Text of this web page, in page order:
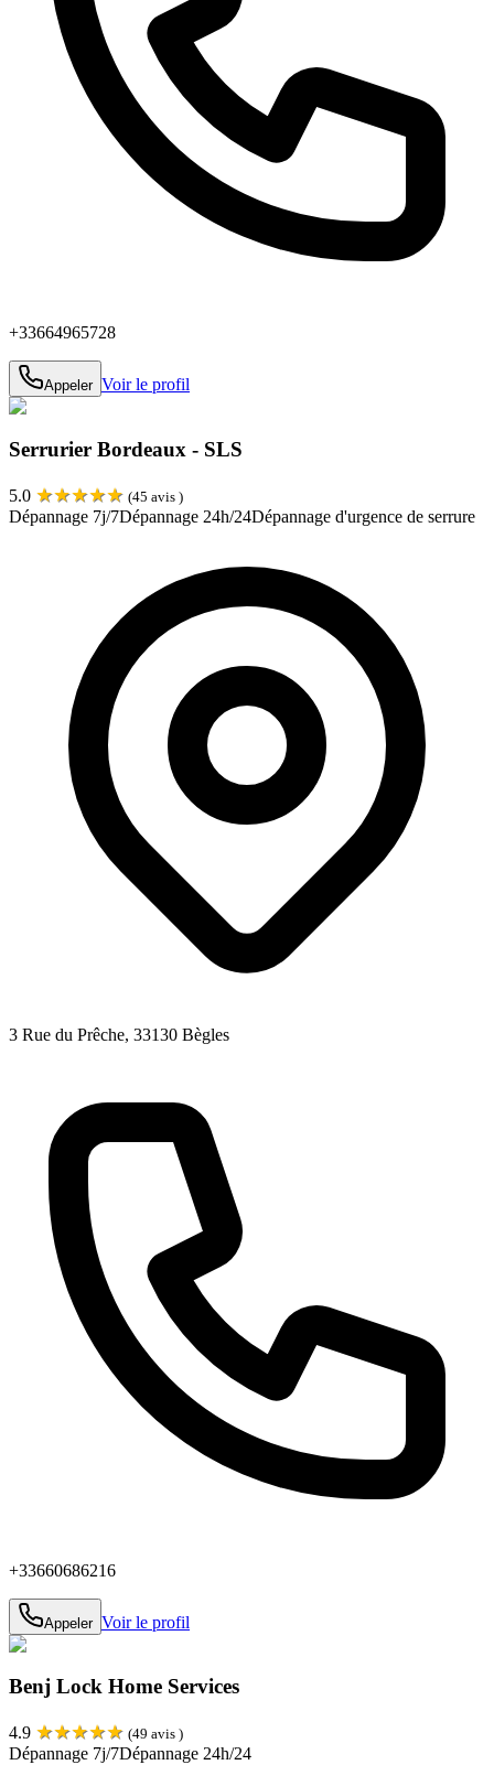
+33664965728
Appeler Voir le profil
Serrurier Bordeaux - SLS
5.0 ★★★★★ (45 avis )
Dépannage 7j/7Dépannage 24h/24Dépannage d'urgence de serrure
3 Rue du Prêche, 33130 Bègles
+33660686216
Appeler Voir le profil
Benj Lock Home Services
4.9 ★★★★★ (49 avis )
Dépannage 7j/7Dépannage 24h/24